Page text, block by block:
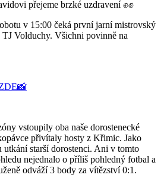
přejeme brzké uzdravení ✊✊
v 15:00 čeká první jarní mistrovský
TJ Volduchy. Všichni povinně na
vstoupily oba naše dorostenecké
přivítaly hosty z Křimic. Jako
utkání starší dorostenci. Ani v tomto
nejednalo o příliš pohledný fotbal a
odváží 3 body za vítězství 0:1.